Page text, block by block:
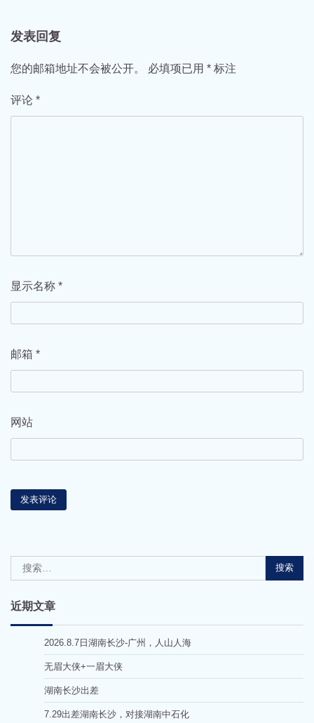
航
发表回复
您的邮箱地址不会被公开。 必填项已用 * 标注
评论 *
显示名称 *
邮箱 *
网站
索：
近期文章
2026.8.7日湖南长沙-广州，人山人海
无眉大侠+一眉大侠
湖南长沙出差
7.29出差湖南长沙，对接湖南中石化